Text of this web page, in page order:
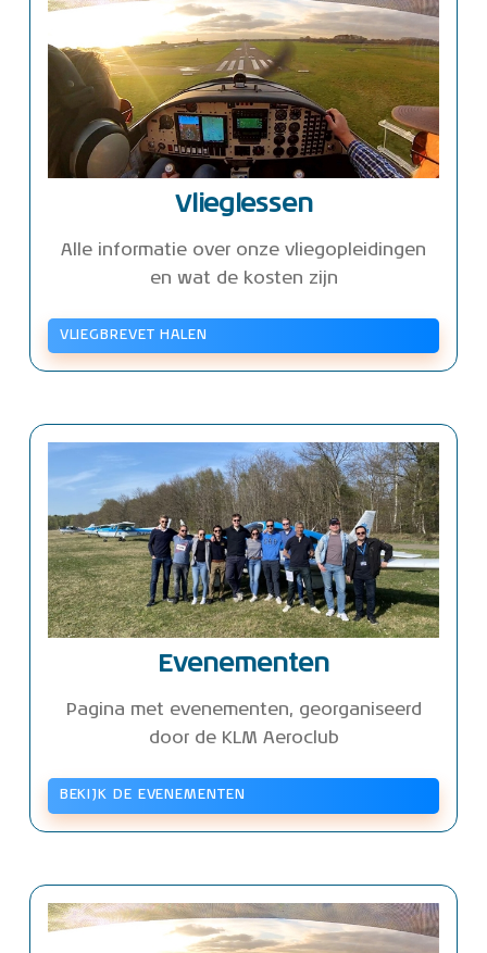
Vlieglessen
Alle informatie over onze vliegopleidingen
en wat de kosten zijn
VLIEGBREVET HALEN
Evenementen
Pagina met evenementen, georganiseerd
door de KLM Aeroclub
BEKIJK DE EVENEMENTEN